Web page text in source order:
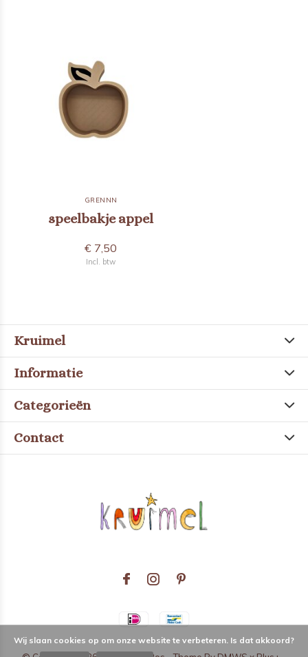
GRENNN
speelbakje appel
€ 7,50
Incl. btw
Kruimel
Informatie
Categorieën
Contact
Wij slaan cookies op om onze website te verbeteren. Is dat akkoord?